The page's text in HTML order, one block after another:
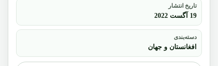
تاریخ انتشار
19 آگست 2022
دسته‌بندی
افغانستان و جهان